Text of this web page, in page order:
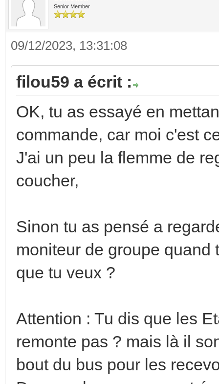
Senior Member
09/12/2023, 13:31:08
filou59 a écrit :
OK, tu as essayé en
commande, car moi c'est
J'ai un peu la flemme de
coucher,
Sinon tu as pensé a
moniteur de groupe quand
que tu veux ?
Attention : Tu dis que les
remonte pas ? mais là il
bout du bus pour les